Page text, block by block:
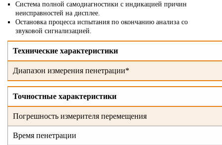
Система полной самодиагностики с индикацией причин
неисправностей на дисплее.
Остановка процесса испытания по окончанию анализа со
звуковой сигнализацией.
Технические характеристики
Диапазон измерения пенетрации*
Точностные характеристики
Погрешность измерителя перемещения
Время пенетрации